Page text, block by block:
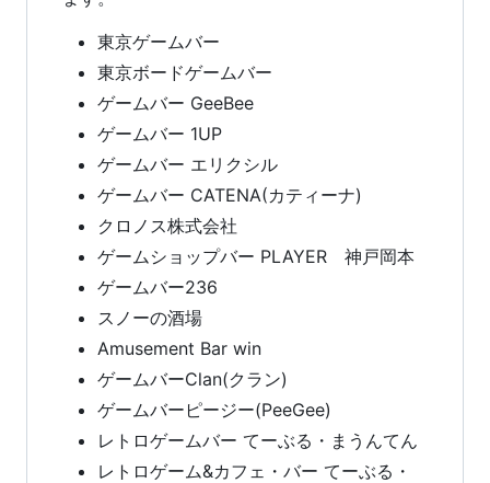
東京ゲームバー
東京ボードゲームバー
ゲームバー GeeBee
ゲームバー 1UP
ゲームバー エリクシル
ゲームバー CATENA(カティーナ)
クロノス株式会社
ゲームショップバー PLAYER 神戸岡本
ゲームバー236
スノーの酒場
Amusement Bar win
ゲームバーClan(クラン)
ゲームバーピージー(PeeGee)
レトロゲームバー てーぶる・まうんてん
レトロゲーム&カフェ・バー てーぶる・